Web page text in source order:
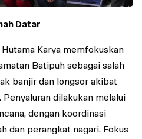
Datar
Karya memfokuskan
Batipuh sebagai salah
banjir dan longsor akibat
dilakukan melalui
dengan koordinasi
dan perangkat nagari. Fokus